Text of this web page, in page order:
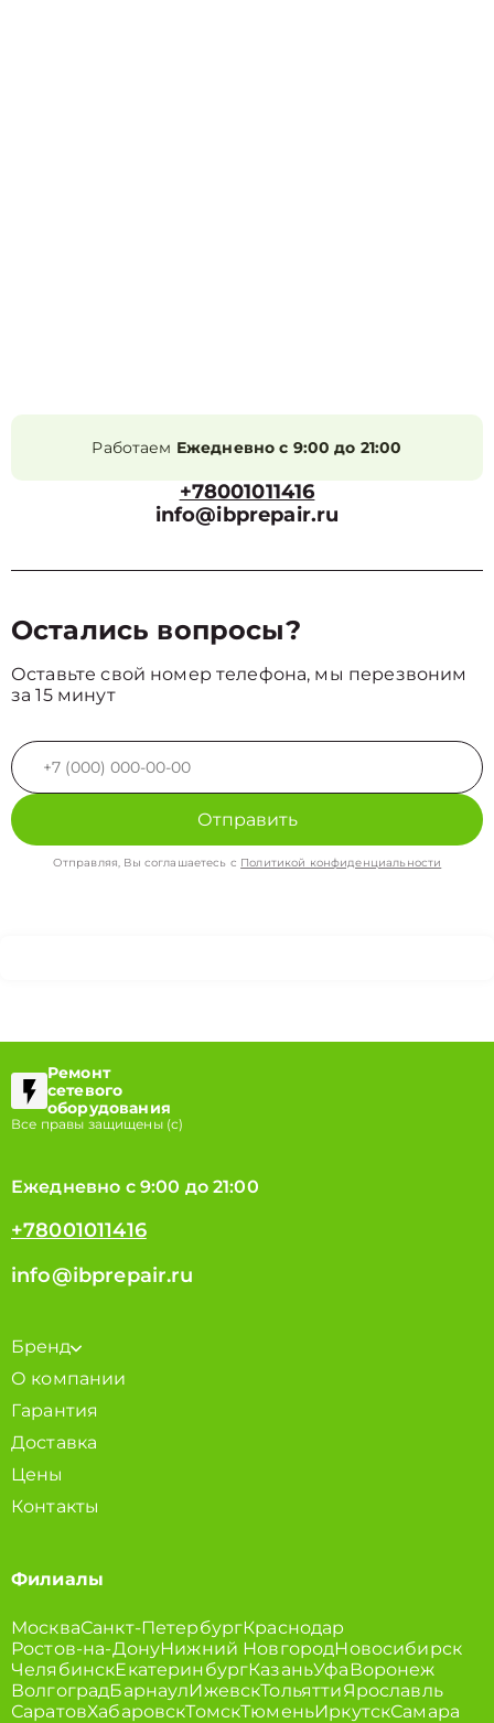
Работаем Ежедневно с 9:00 до 21:00
+78001011416
info@ibprepair.ru
Остались вопросы?
Оставьте свой номер телефона, мы перезвоним
за 15 минут
Отправить
Отправляя, Вы соглашаетесь с Политикой конфиденциальности
Ремонт
сетевого
оборудования
Все правы защищены (с)
Ежедневно с 9:00 до 21:00
+78001011416
info@ibprepair.ru
Бренд
О компании
Гарантия
Доставка
Цены
Контакты
Филиалы
МоскваСанкт-ПетербургКраснодар
Ростов-на-ДонуНижний НовгородНовосибирск
ЧелябинскЕкатеринбургКазаньУфаВоронеж
ВолгоградБарнаулИжевскТольяттиЯрославль
СаратовХабаровскТомскТюменьИркутскСамара